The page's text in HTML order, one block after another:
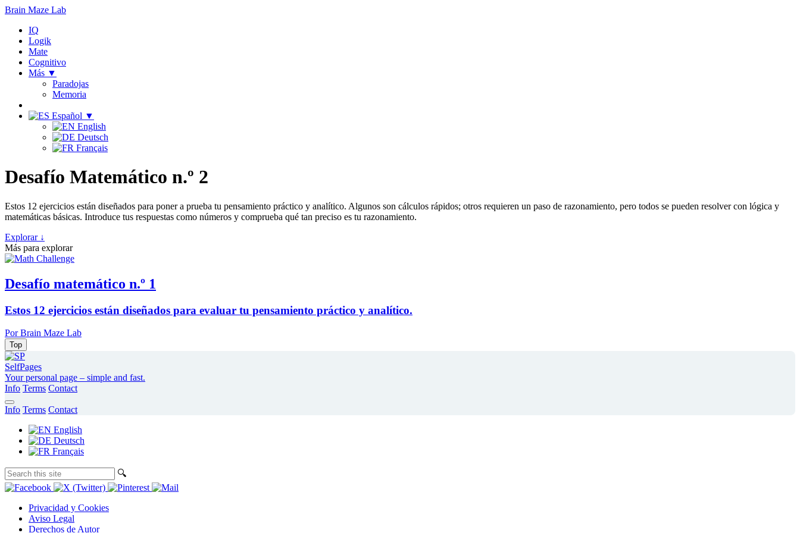
Brain Maze Lab
IQ
Logik
Mate
Cognitivo
Más ▼
Paradojas
Memoria
Español ▼
English
Deutsch
Français
Desafío Matemático n.º 2
Estos 12 ejercicios están diseñados para poner a prueba tu pensamiento práctico y analítico. Algunos son cálculos rápidos; otros requieren un paso de razonamiento, pero todos se pueden resolver con lógica y
matemáticas básicas. Introduce tus respuestas como números y comprueba qué tan preciso es tu razonamiento.
Explorar ↓
Más para explorar
Desafío matemático n.º 1
Estos 12 ejercicios están diseñados para evaluar tu pensamiento práctico y analítico.
Por Brain Maze Lab
Top
SelfPages
Your personal page – simple and fast.
Info Terms Contact
Info Terms Contact
English
Deutsch
Français
🔍︎
Privacidad y Cookies
Aviso Legal
Derechos de Autor